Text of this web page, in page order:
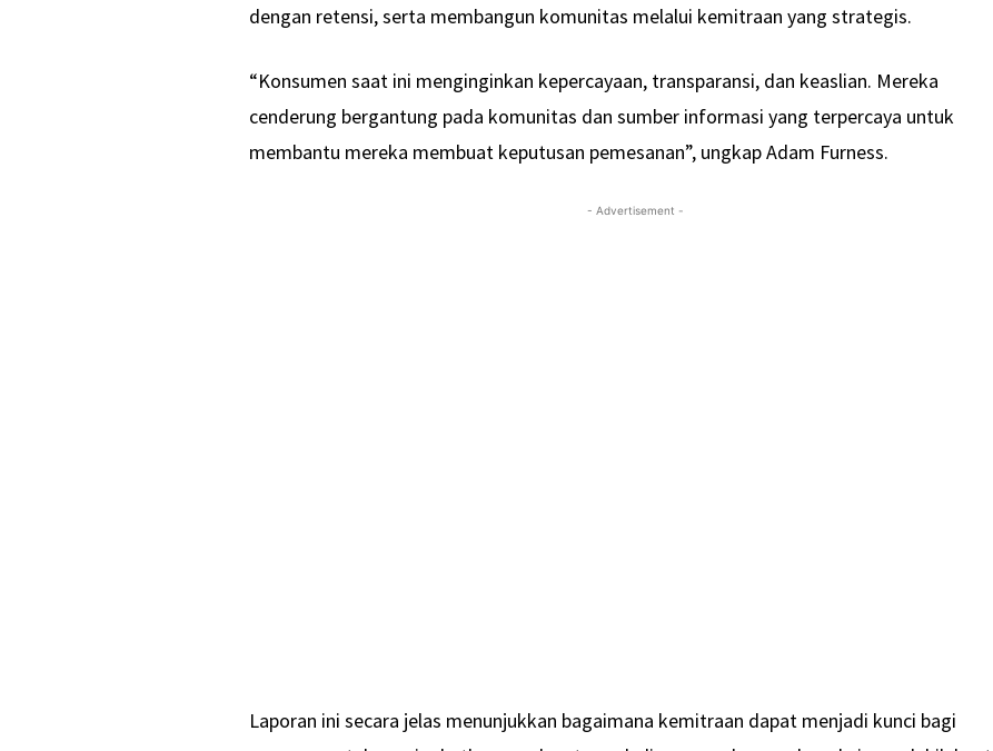
dengan retensi, serta membangun komunitas melalui kemitraan yang strategis.
“Konsumen saat ini menginginkan kepercayaan, transparansi, dan keaslian. Mereka
cenderung bergantung pada komunitas dan sumber informasi yang terpercaya untuk
membantu mereka membuat keputusan pemesanan”, ungkap Adam Furness.
- Advertisement -
Laporan ini secara jelas menunjukkan bagaimana kemitraan dapat menjadi kunci bagi